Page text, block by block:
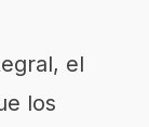
el
los